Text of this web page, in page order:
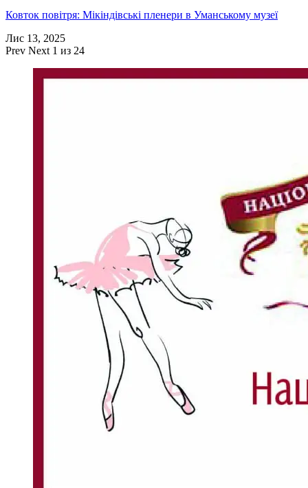
Ковток повітря: Мікіндівські пленери в Уманському музеї
Лис 13, 2025
Prev Next 1 из 24